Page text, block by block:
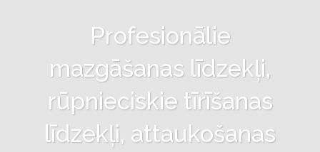
Profesionālie
mazgāšanas līdzekļi,
rūpnieciskie tīrīšanas
līdzekļi, attaukošanas